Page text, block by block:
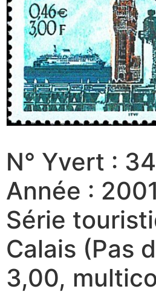
N° Yvert :
Année : 2001
Série
Calais (Pas
3,00,